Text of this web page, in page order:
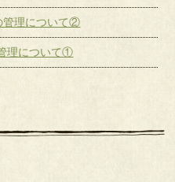
管理について②
理について①